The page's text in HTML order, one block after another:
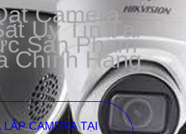
Camera
Uy Tín Tại
Sản Phẩm
Chính Hãng
CAMERA TẠI